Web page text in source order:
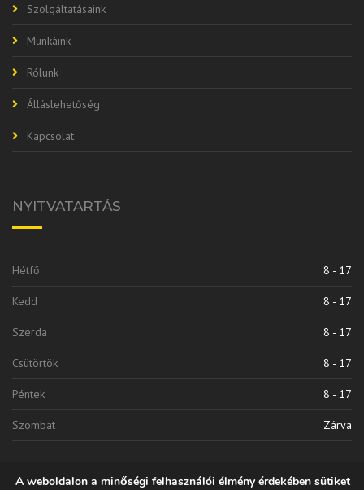
Szolgáltatásaink
Munkáink
Rólunk
Álláslehetőség
Kapcsolat
NYITVATARTÁS
Hétfő 8 - 17
Kedd 8 - 17
Szerda 8 - 17
Csütörtök 8 - 17
Péntek 8 - 17
Szombat Zárva
A weboldalon a minőségi felhasználói élmény érdekében sütiket